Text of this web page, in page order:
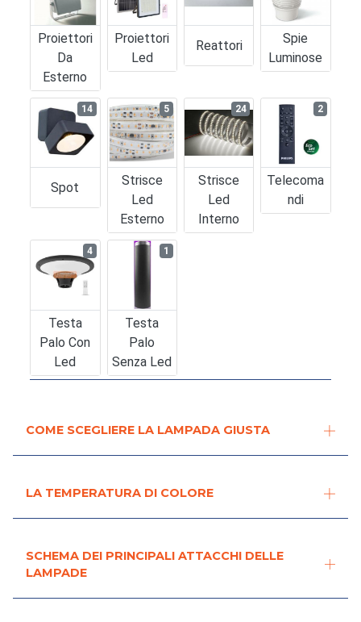
Proiettori
Da
Esterno
Proiettori
Led
Reattori
Spie
Luminose
Spot
14
Strisce
Led
Esterno
5
Strisce
Led
Interno
24
Telecoma
Ndi
2
Testa
Palo Con
Led
4
Testa
Palo
Senza Led
1
COME SCEGLIERE LA LAMPADA GIUSTA
LA TEMPERATURA DI COLORE
SCHEMA DEI PRINCIPALI ATTACCHI DELLE
LAMPADE